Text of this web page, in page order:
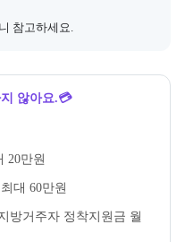
참고하세요.
안내한다. 필요 시 정부지원 과
않아요.💳
20만원
대 60만원
방거주자 정착지원금 월